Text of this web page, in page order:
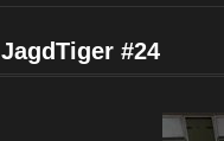
JagdTiger #24